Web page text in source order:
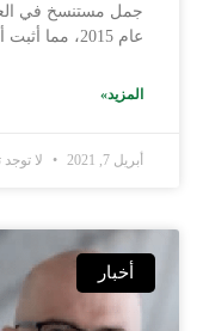
جمل مستنسخ في
عام 2015، مما أثبت أن الحيوان المستنسخ يمكن أن يكون
المزيد»
أبريل 7, 2021 لا
أخبار